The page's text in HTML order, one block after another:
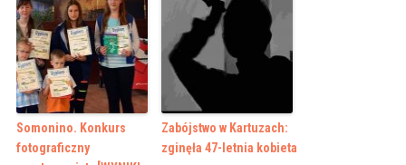
Somonino. Konkurs
fotograficzny
Zabójstwo w Kartuzach:
zginęła 47-letnia kobieta